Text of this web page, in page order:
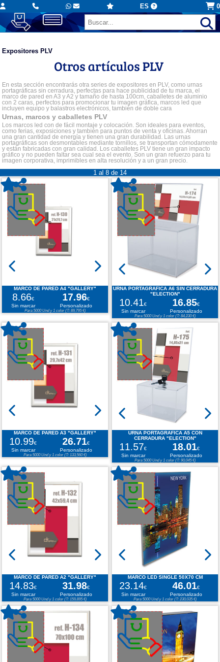
ES 0
Expositores PLV
Otros artículos PLV
En esta sección encontrarás otra series de expositores en PLV, como urnas
portagráficas sin cerradura, perfectas para hace publicidad de tu marca, el
marco de pared en A3 y A2 y tamaño de hasta 100cm, caballetes de aluminio
con 2 caras, perfectos para promocionar tu imagen gráfica, marcos led que
incluyen equipo y balastros electrónicos, también de doble cara
Urnas, marcos y caballetes PLV
Los marcos led con de fácil montaje y colocación. Son ideales para eventos,
como ferias, exposiciones y también para puntos de venta y oficinas. Ahorran
una gran cantidad de energía y tienen una gran durabilidad. Las urnas
portagráficas son desmontables mediante tornillos, se transportan cómodamente
y están fabricadas con gran calidad. Los caballetes PLV tiene un gran impacto
gráfico y no pueden faltar sea cual sea el evento. Son un gran refuerzo para tu
imagen corporativa, imprimibles en alta resolución y a un gran precio.
1 al 8 de 14
MARCO DE PARED A4 "GALLERY"
8.66€ 17.96€
Sin marcar
Personalizado
Para 5000 Und y 1 color (T: 89,795 €)
URNA PORTAGRAFICA A6 SIN CERRADURA
"ELECTION"
10.41€ 16.85€
Sin marcar
Personalizado
Para 5000 Und y 1 color (T: 84,230 €)
MARCO DE PARED A3 "GALLERY"
10.99€ 26.71€
Sin marcar
Personalizado
Para 5000 Und y 1 color (T: 133,560 €)
URNA PORTAGRAFICA A5 CON
CERRADURA "ELECTION"
11.57€ 18.01€
Sin marcar
Personalizado
Para 5000 Und y 1 color (T: 90,045 €)
MARCO DE PARED A2 "GALLERY"
14.83€ 31.98€
Sin marcar
Personalizado
Para 5000 Und y 1 color (T: 159,895 €)
MARCO LED SINGLE 50X70 CM
23.14€ 46.01€
Sin marcar
Personalizado
Para 5000 Und y 1 color (T: 230,035 €)